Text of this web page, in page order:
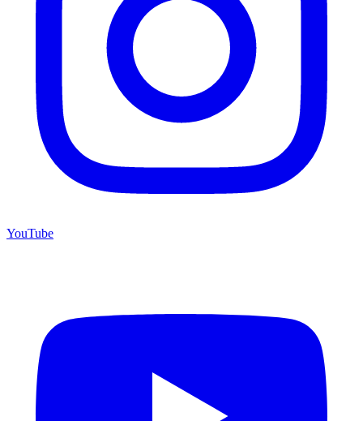
YouTube